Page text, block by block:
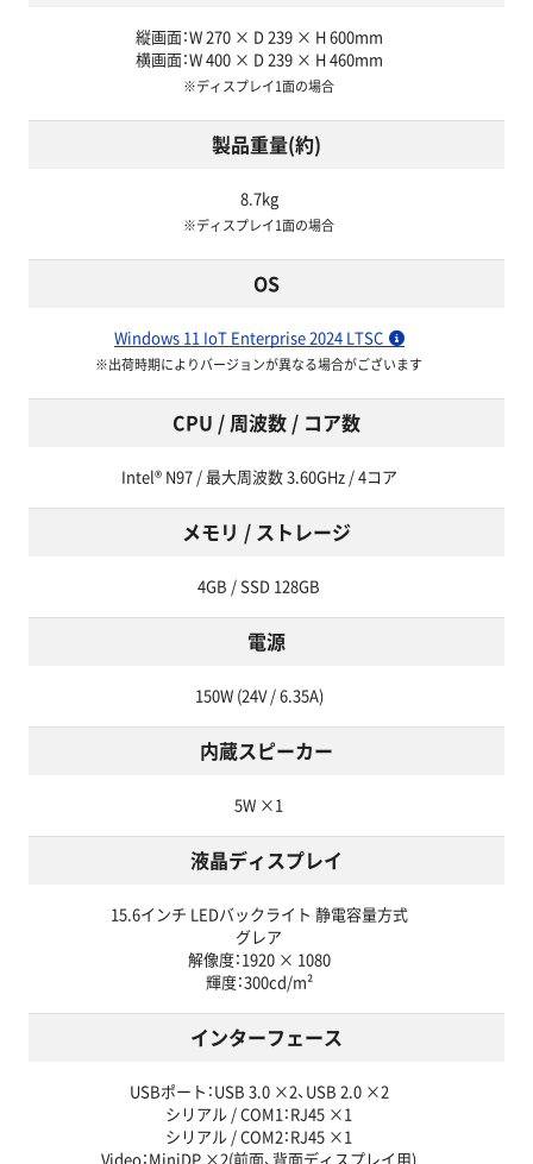
縦画面：W 270 × D 239 × H 600mm
横画面：W 400 × D 239 × H 460mm
※ディスプレイ1面の場合
製品重量(約)
8.7kg
※ディスプレイ1面の場合
OS
Windows 11 IoT Enterprise 2024 LTSC
※出荷時期によりバージョンが異なる場合がございます
CPU / 周波数 / コア数
Intel® N97 / 最大周波数 3.60GHz / 4コア
メモリ / ストレージ
4GB / SSD 128GB
電源
150W (24V / 6.35A)
内蔵スピーカー
5W ×1
液晶ディスプレイ
15.6インチ LEDバックライト 静電容量方式
グレア
解像度：1920 × 1080
輝度：300cd/m²
インターフェース
USBポート：USB 3.0 ×2、USB 2.0 ×2
シリアル / COM1：RJ45 ×1
シリアル / COM2：RJ45 ×1
Video：MiniDP ×2(前面、背面ディスプレイ用)